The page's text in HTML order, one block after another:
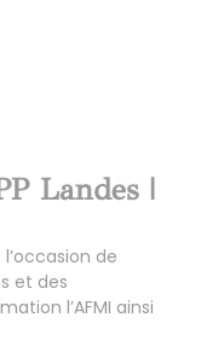
Landes |
de
et des
l’AFMI ainsi